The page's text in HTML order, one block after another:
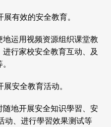
有效的安全教育。
运用视频资源组织课堂教
行家校安全教育互动、及
安全教育活动。
地开展安全知识學習、安
动、进行學習效果测试等